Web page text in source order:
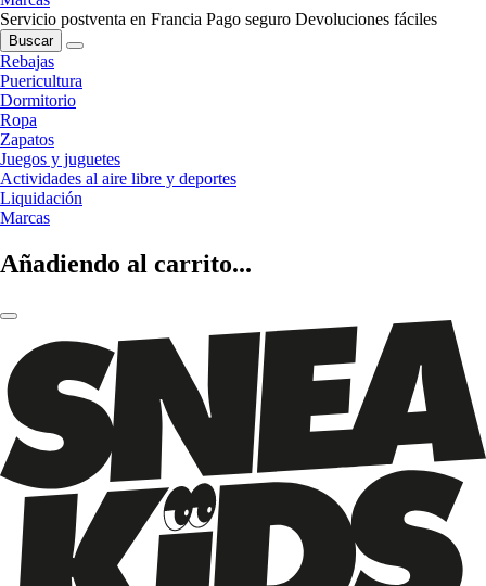
Servicio postventa en Francia Pago seguro Devoluciones fáciles
Buscar
Rebajas
Puericultura
Dormitorio
Ropa
Zapatos
Juegos y juguetes
Actividades al aire libre y deportes
Liquidación
Marcas
Añadiendo al carrito...